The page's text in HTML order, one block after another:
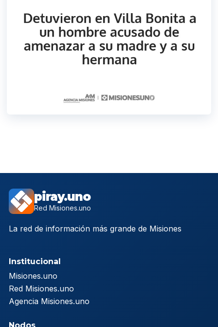
piray.uno
Red Misiones.uno
La red de información más grande de Misiones
Institucional
Misiones.uno
Red Misiones.uno
Agencia Misiones.uno